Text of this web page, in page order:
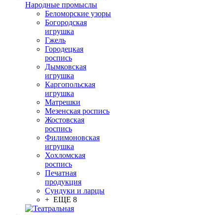
Народные промыслы
Беломорские узоры
Богородская
игрушка
Гжель
Городецкая
роспись
Дымковская
игрушка
Каргопольская
игрушка
Матрешки
Мезенская роспись
Жостовская
роспись
Филимоновская
игрушка
Хохломская
роспись
Печатная
продукция
Сундуки и ларцы
+ ЕЩЕ 8